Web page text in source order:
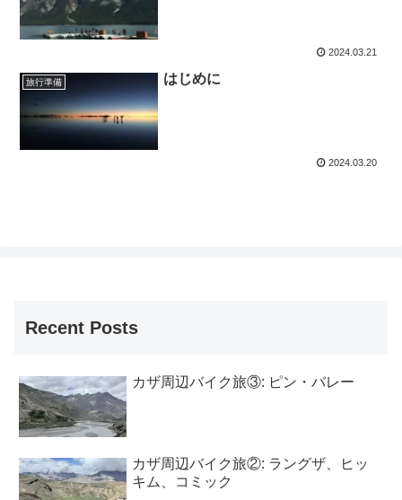
2024.03.21
旅行準備 はじめに
2024.03.20
Recent Posts
カザ周辺バイク旅③: ピン・バレー
カザ周辺バイク旅②: ラングザ、ヒッ
キム、コミック